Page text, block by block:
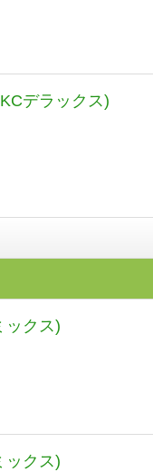
デラックス)
ックス)
ックス)